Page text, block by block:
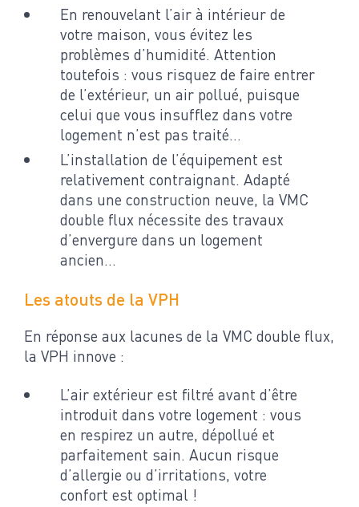
En renouvelant l’air à intérieur de
votre maison, vous évitez les
problèmes d’humidité. Attention
toutefois : vous risquez de faire entrer
de l’extérieur, un air pollué, puisque
celui que vous insufflez dans votre
logement n’est pas traité…
L’installation de l’équipement est
relativement contraignant. Adapté
dans une construction neuve, la VMC
double flux nécessite des travaux
d’envergure dans un logement
ancien…
Les atouts de la VPH
En réponse aux lacunes de la VMC double flux,
la VPH innove :
L’air extérieur est filtré avant d’être
introduit dans votre logement : vous
en respirez un autre, dépollué et
parfaitement sain. Aucun risque
d’allergie ou d’irritations, votre
confort est optimal !